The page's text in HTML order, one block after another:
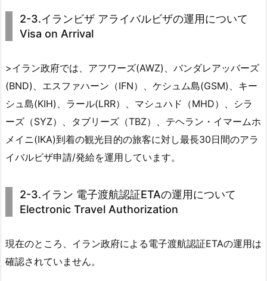
2-3.イランビザ アライバルビザの運用について
Visa on Arrival
>イラン政府では、アフワーズ(AWZ)、バンダレアッバーズ
(BND)、エスファハーン（IFN）、ケシュム島(GSM)、キー
シュ島(KIH)、ラール(LRR）、マシュハド（MHD）、シラ
ーズ（SYZ）、タブリーズ（TBZ）、テヘラン・イマームホ
メイニ(IKA)到着の観光目的の旅客に対し最長30日間のアラ
イバルビザ申請/発給を運用しています。
2-3.イラン 電子渡航認証ETAの運用について
Electronic Travel Authorization
現在のところ、イラン政府による電子渡航認証ETAの運用は
確認されていません。